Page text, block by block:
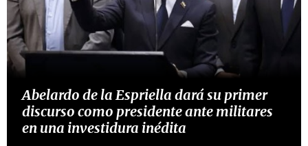
Abelardo de la Espriella dará su primer
discurso como presidente ante militares
en una investidura inédita